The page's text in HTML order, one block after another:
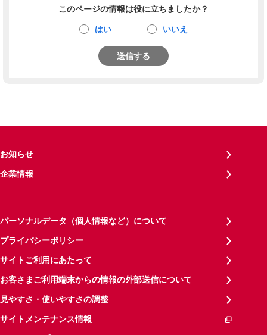
このページの情報は役に立ちましたか？
はい いいえ
送信する
お知らせ
企業情報
パーソナルデータ（個人情報など）について
プライバシーポリシー
サイトご利用にあたって
お客さまご利用端末からの情報の外部送信について
見やすさ・使いやすさの調整
サイトメンテナンス情報